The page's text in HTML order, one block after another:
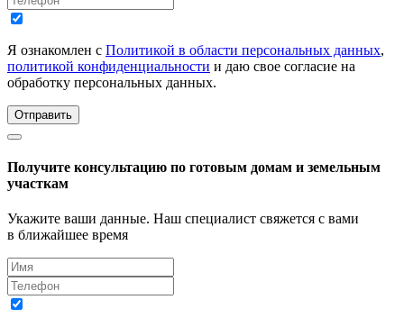
Я ознакомлен с Политикой в области персональных данных,
политикой конфиденциальности и даю свое согласие на
обработку персональных данных.
Отправить
Получите консультацию по готовым домам и земельным
участкам
Укажите ваши данные. Наш специалист свяжется с вами
в ближайшее время